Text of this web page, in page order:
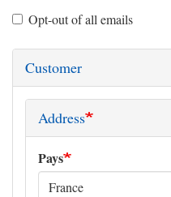
Opt-out of all emails
Customer
Address
Pays